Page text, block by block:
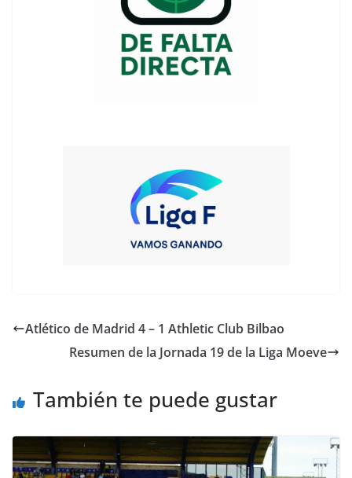
Atlético de Madrid 4 – 1 Athletic Club Bilbao
Resumen de la Jornada 19 de la Liga Moeve
También te puede gustar